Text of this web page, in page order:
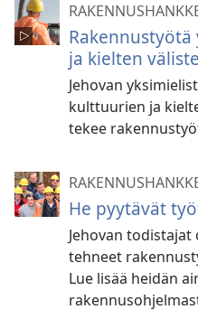
ja kielten
Jehovan
kulttuurien ja
tekee
He pyytävät
Jehovan todistajat
tehneet
Lue lisää heidän